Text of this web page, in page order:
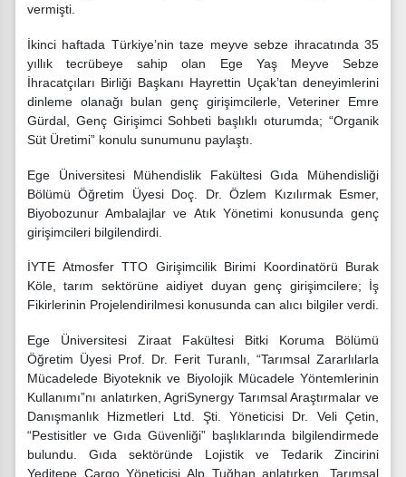
vermişti.
İkinci haftada Türkiye’nin taze meyve sebze ihracatında 35
yıllık tecrübeye sahip olan Ege Yaş Meyve Sebze
İhracatçıları Birliği Başkanı Hayrettin Uçak’tan deneyimlerini
dinleme olanağı bulan genç girişimcilerle, Veteriner Emre
Gürdal, Genç Girişimci Sohbeti başlıklı oturumda; “Organik
Süt Üretimi” konulu sunumunu paylaştı.
Ege Üniversitesi Mühendislik Fakültesi Gıda Mühendisliği
Bölümü Öğretim Üyesi Doç. Dr. Özlem Kızılırmak Esmer,
Biyobozunur Ambalajlar ve Atık Yönetimi konusunda genç
girişimcileri bilgilendirdi.
İYTE Atmosfer TTO Girişimcilik Birimi Koordinatörü Burak
Köle, tarım sektörüne aidiyet duyan genç girişimcilere; İş
Fikirlerinin Projelendirilmesi konusunda can alıcı bilgiler verdi.
Ege Üniversitesi Ziraat Fakültesi Bitki Koruma Bölümü
Öğretim Üyesi Prof. Dr. Ferit Turanlı, “Tarımsal Zararlılarla
Mücadelede Biyoteknik ve Biyolojik Mücadele Yöntemlerinin
Kullanımı”nı anlatırken, AgriSynergy Tarımsal Araştırmalar ve
Danışmanlık Hizmetleri Ltd. Şti. Yöneticisi Dr. Veli Çetin,
“Pestisitler ve Gıda Güvenliği” başlıklarında bilgilendirmede
bulundu. Gıda sektöründe Lojistik ve Tedarik Zincirini
Yeditepe Cargo Yöneticisi Alp Tuğhan anlatırken, Tarımsal